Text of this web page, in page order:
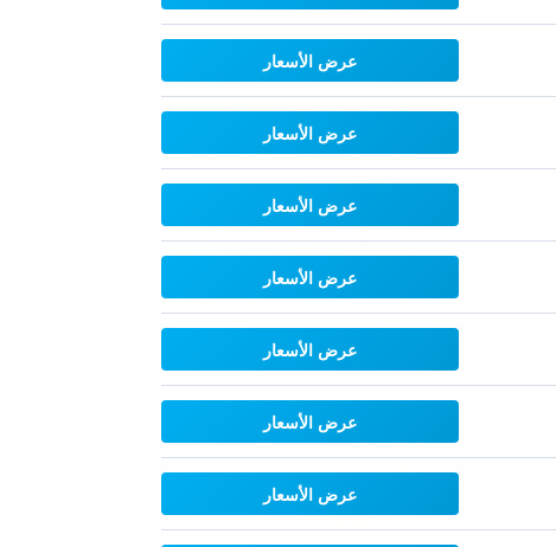
عرض الأسعار
عرض الأسعار
عرض الأسعار
عرض الأسعار
عرض الأسعار
عرض الأسعار
عرض الأسعار